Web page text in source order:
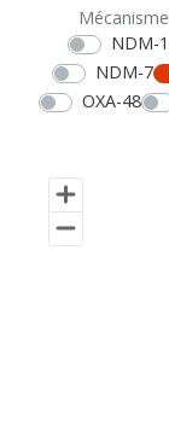
NDM-1
NDM-7
OXA-48